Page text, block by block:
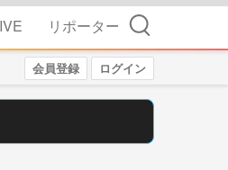
リポーター 検索
会員登録 ログイン